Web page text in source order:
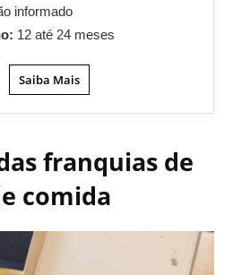
informado
12 até 24 meses
Saiba Mais
franquias de
comida